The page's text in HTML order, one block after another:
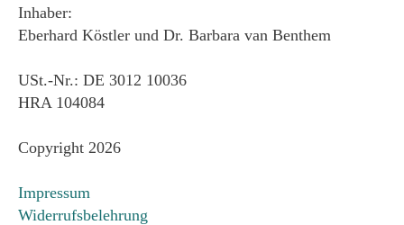
Inhaber:
Eberhard Köstler und Dr. Barbara van Benthem
USt.-Nr.: DE 3012 10036
HRA 104084
Copyright 2026
Impressum
Widerrufsbelehrung